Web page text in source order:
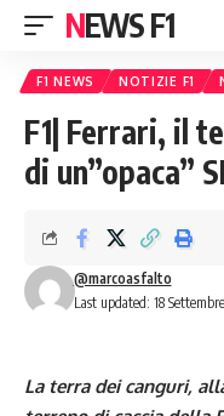
NEWS F1
F1 NEWS NOTIZIE F1
F1| Ferrari, il
di un”opaca”
Last updated: 18
@marcoasfalto
La terra dei canguri,